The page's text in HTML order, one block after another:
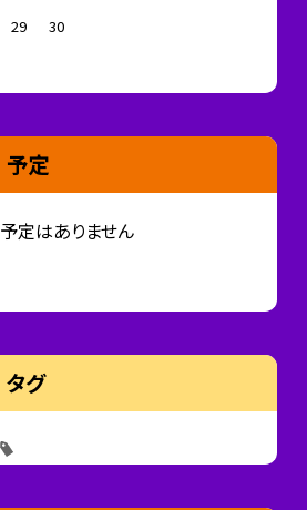
29
30
予定
予定はありません
タグ